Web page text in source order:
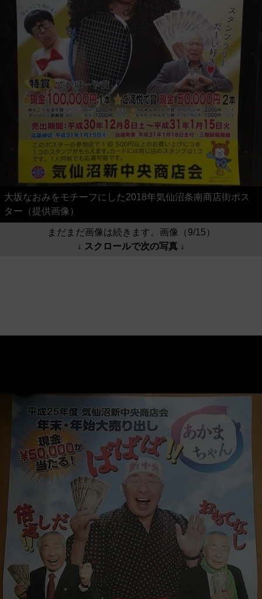
大坂なおみをモチーフにした2018年気仙沼条南商店街ポス
ター（提供画像）
まだまだ画像は続きます。画像（9/15）
↓ スクロールで次の写真 ↓